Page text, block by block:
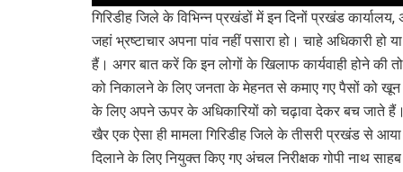
गिरिडीह जिले के विभिन्न प्रखंडों में इन दिनों प्रखंड
जहां भ्रष्टाचार अपना पांव नहीं पसारा हो। चाहे अधिकारी
हैं। अगर बात करें कि इन लोगों के खिलाफ कार्यवाही होने
को निकालने के लिए जनता के मेहनत से कमाए गए पैसों को खून
के लिए अपने ऊपर के अधिकारियों को चढ़ावा देकर बच जाते
खैर एक ऐसा ही मामला गिरिडीह जिले के तीसरी प्रखंड से
दिलाने के लिए नियुक्त किए गए अंचल निरीक्षक गोपी नाथ